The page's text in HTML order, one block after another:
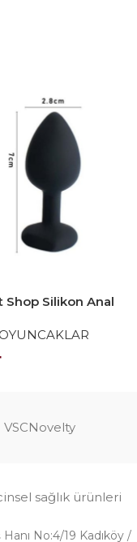
Shop Silikon Anal
VSCNovelty
sağlık ürünleri
No:4/19 Kadıköy /